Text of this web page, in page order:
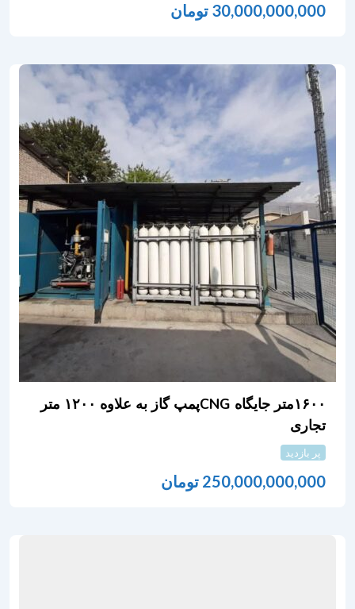
30,000,000,000 تومان
۱۶۰۰متر جایگاه CNGپمپ گاز به علاوه ۱۲۰۰ متر
تجاری
پر بازدید
250,000,000,000 تومان